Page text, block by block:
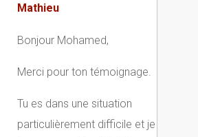
Mathieu
Bonjour Mohamed,
Merci pour ton témoignage.
Tu es dans une situation
particulièrement difficile et je